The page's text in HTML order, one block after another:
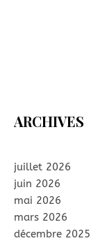
ARCHIVES
juillet 2026
juin 2026
mai 2026
mars 2026
décembre 2025